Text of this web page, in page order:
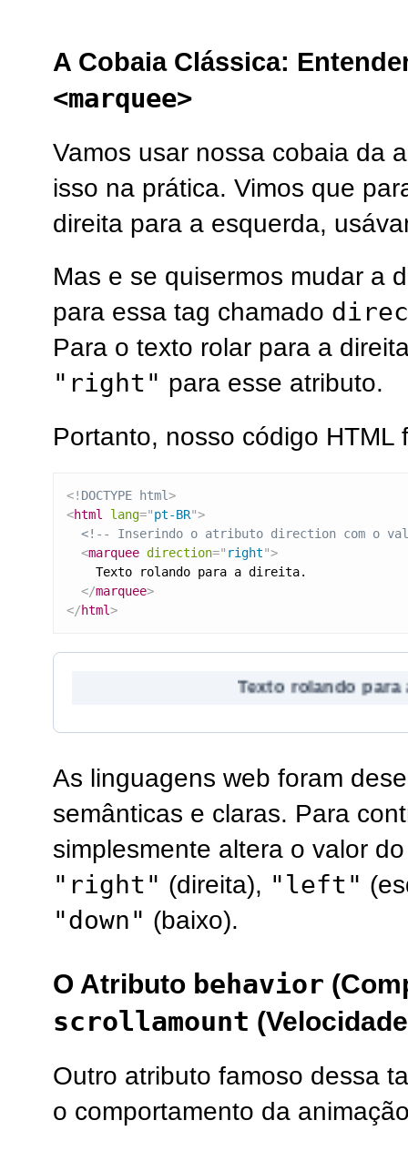
A Cobaia Clássica:
<marquee>
Vamos usar nossa cobaia da
isso na prática. Vimos que
direita para a esquerda,
Mas e se quisermos mudar a
para essa tag chamado
Para o texto rolar para a
"right" para esse atributo.
Portanto, nosso código HTML
<! DOCTYPE html>
<html lang="pt-BR">
<!-- Inserindo o atributo direction com o
<marquee direction=" right">
    Texto rolando para a direita.
</marquee>
</html>
Texto
As linguagens web foram
semânticas e claras. Para
simplesmente altera o valor
"right" (direita), "left"
"down" (baixo).
O Atributo behavior
scrollamount
Outro atributo famoso dessa
o comportamento da